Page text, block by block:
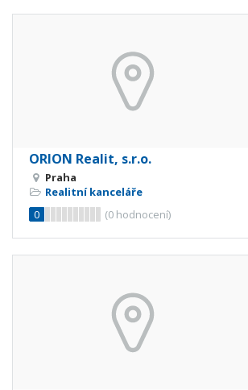
ORION Realit, s.r.o.
Praha
Realitní kanceláře
0
(0 hodnocení)